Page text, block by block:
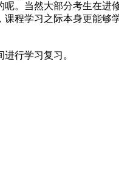
。当然大部分考生在进
程学习之际本身更能够
行学习复习。